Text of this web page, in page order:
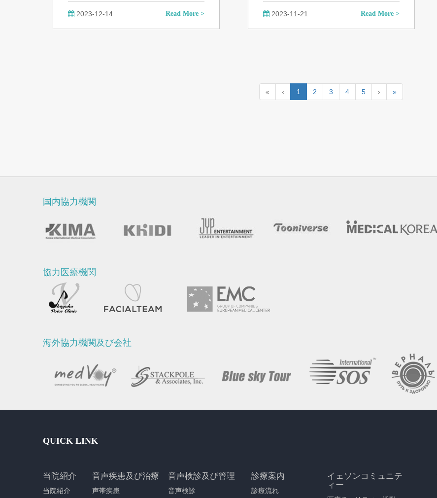
2023-12-14 Read More > 2023-11-21 Read More >
« ‹ 1 2 3 4 5 › »
国内協力機関
協力医療機関
海外協力機関及び会社
QUICK LINK
当院紹介
当院紹介
音声疾患及び治療
声帯疾患
音声検診及び管理
音声検診
診療案内
診療流れ
イェソンコミュニテ
ィー